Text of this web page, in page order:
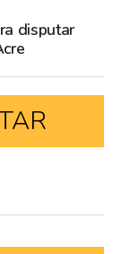
disputar